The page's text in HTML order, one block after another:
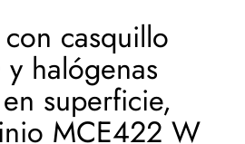
casquillo
halógenas
superficie,
MCE422 W